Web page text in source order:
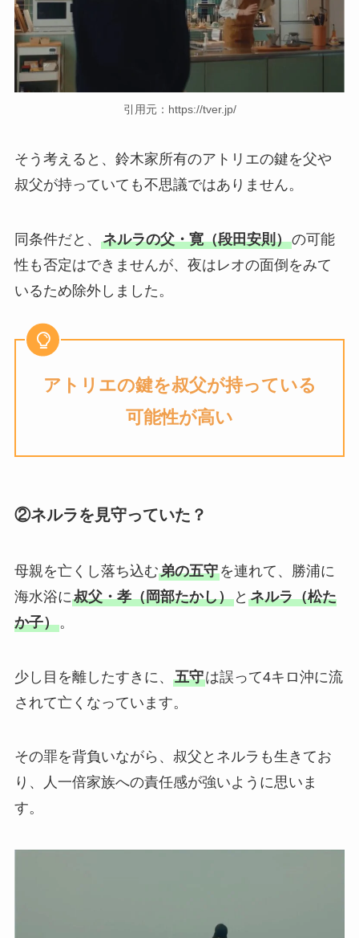
引用元：https://tver.jp/
そう考えると、鈴木家所有のアトリエの鍵を父や
叔父が持っていても不思議ではありません。
同条件だと、 ネルラの父・寛（段田安則）の可能
性も否定はできませんが、夜はレオの面倒をみて
いるため除外しました。
アトリエの鍵を叔父が持っている
可能性が高い
②ネルラを見守っていた？
母親を亡くし落ち込む弟の五守を連れて、勝浦に
海水浴に叔父・孝（岡部たかし）と ネルラ（松た
か子）。
少し目を離したすきに、 五守は誤って4キロ沖に流
されて亡くなっています。
その罪を背負いながら、叔父とネルラも生きてお
り、人一倍家族への責任感が強いように思いま
す。